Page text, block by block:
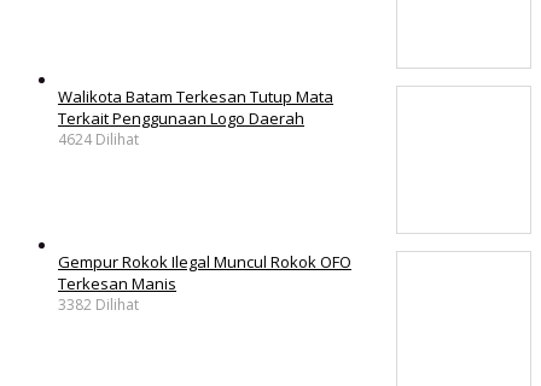
Walikota Batam Terkesan Tutup Mata
Terkait Penggunaan Logo Daerah
4624 Dilihat
Gempur Rokok Ilegal Muncul Rokok OFO
Terkesan Manis
3382 Dilihat